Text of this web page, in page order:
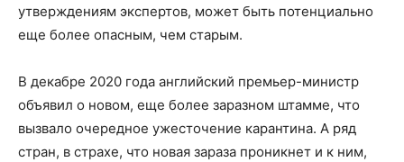
утверждениям экспертов, может быть потенциально
еще более опасным, чем старым.
В декабре 2020 года английский премьер-министр
объявил о новом, еще более заразном штамме, что
вызвало очередное ужесточение карантина. А ряд
стран, в страхе, что новая зараза проникнет и к ним,